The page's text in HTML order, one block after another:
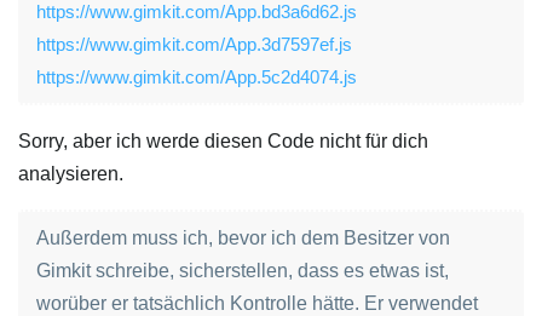
https://www.gimkit.com/App.bd3a6d62.js
https://www.gimkit.com/App.3d7597ef.js
https://www.gimkit.com/App.5c2d4074.js
Sorry, aber ich werde diesen Code nicht für dich
analysieren.
Außerdem muss ich, bevor ich dem Besitzer von
Gimkit schreibe, sicherstellen, dass es etwas ist,
worüber er tatsächlich Kontrolle hätte. Er verwendet